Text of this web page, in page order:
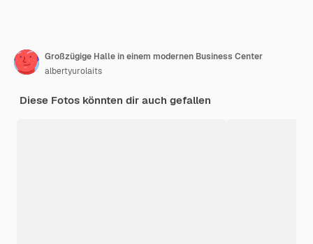
Großzügige Halle in einem modernen Business Center
albertyurolaits
Diese Fotos könnten dir auch gefallen